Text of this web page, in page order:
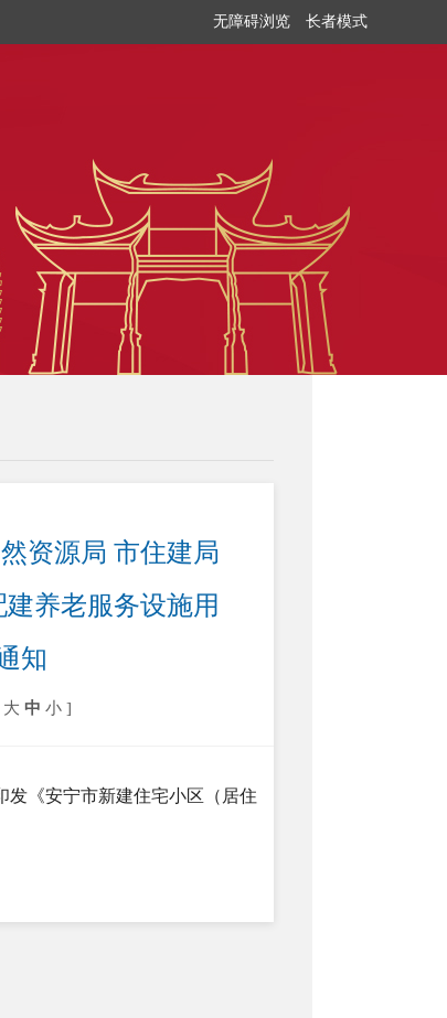
无障碍浏览 长者模式
资源局 市住建局
养老服务设施用
知
大 中 小 ]
发《安宁市新建住宅小区（居住